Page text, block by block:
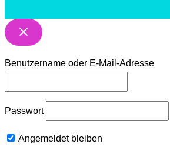
Benutzername oder E-Mail-Adresse
Passwort
Angemeldet bleiben